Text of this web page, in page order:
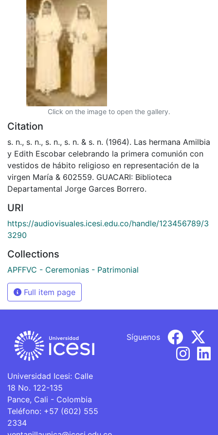
Click on the image to open the gallery.
Citation
s. n., s. n., s. n., s. n. & s. n. (1964). Las hermana Amilbia
y Edith Escobar celebrando la primera comunión con
vestidos de hábito religioso en representación de la
virgen María & 602559. GUACARI: Biblioteca
Departamental Jorge Garces Borrero.
URI
https://audiovisuales.icesi.edu.co/handle/123456789/3
3290
Collections
APFFVC - Ceremonias - Patrimonial
Full item page
Universidad Icesi: Calle
18 No. 122-135
Pance, Cali - Colombia
Teléfono: +57 (602) 555
2334
Síguenos